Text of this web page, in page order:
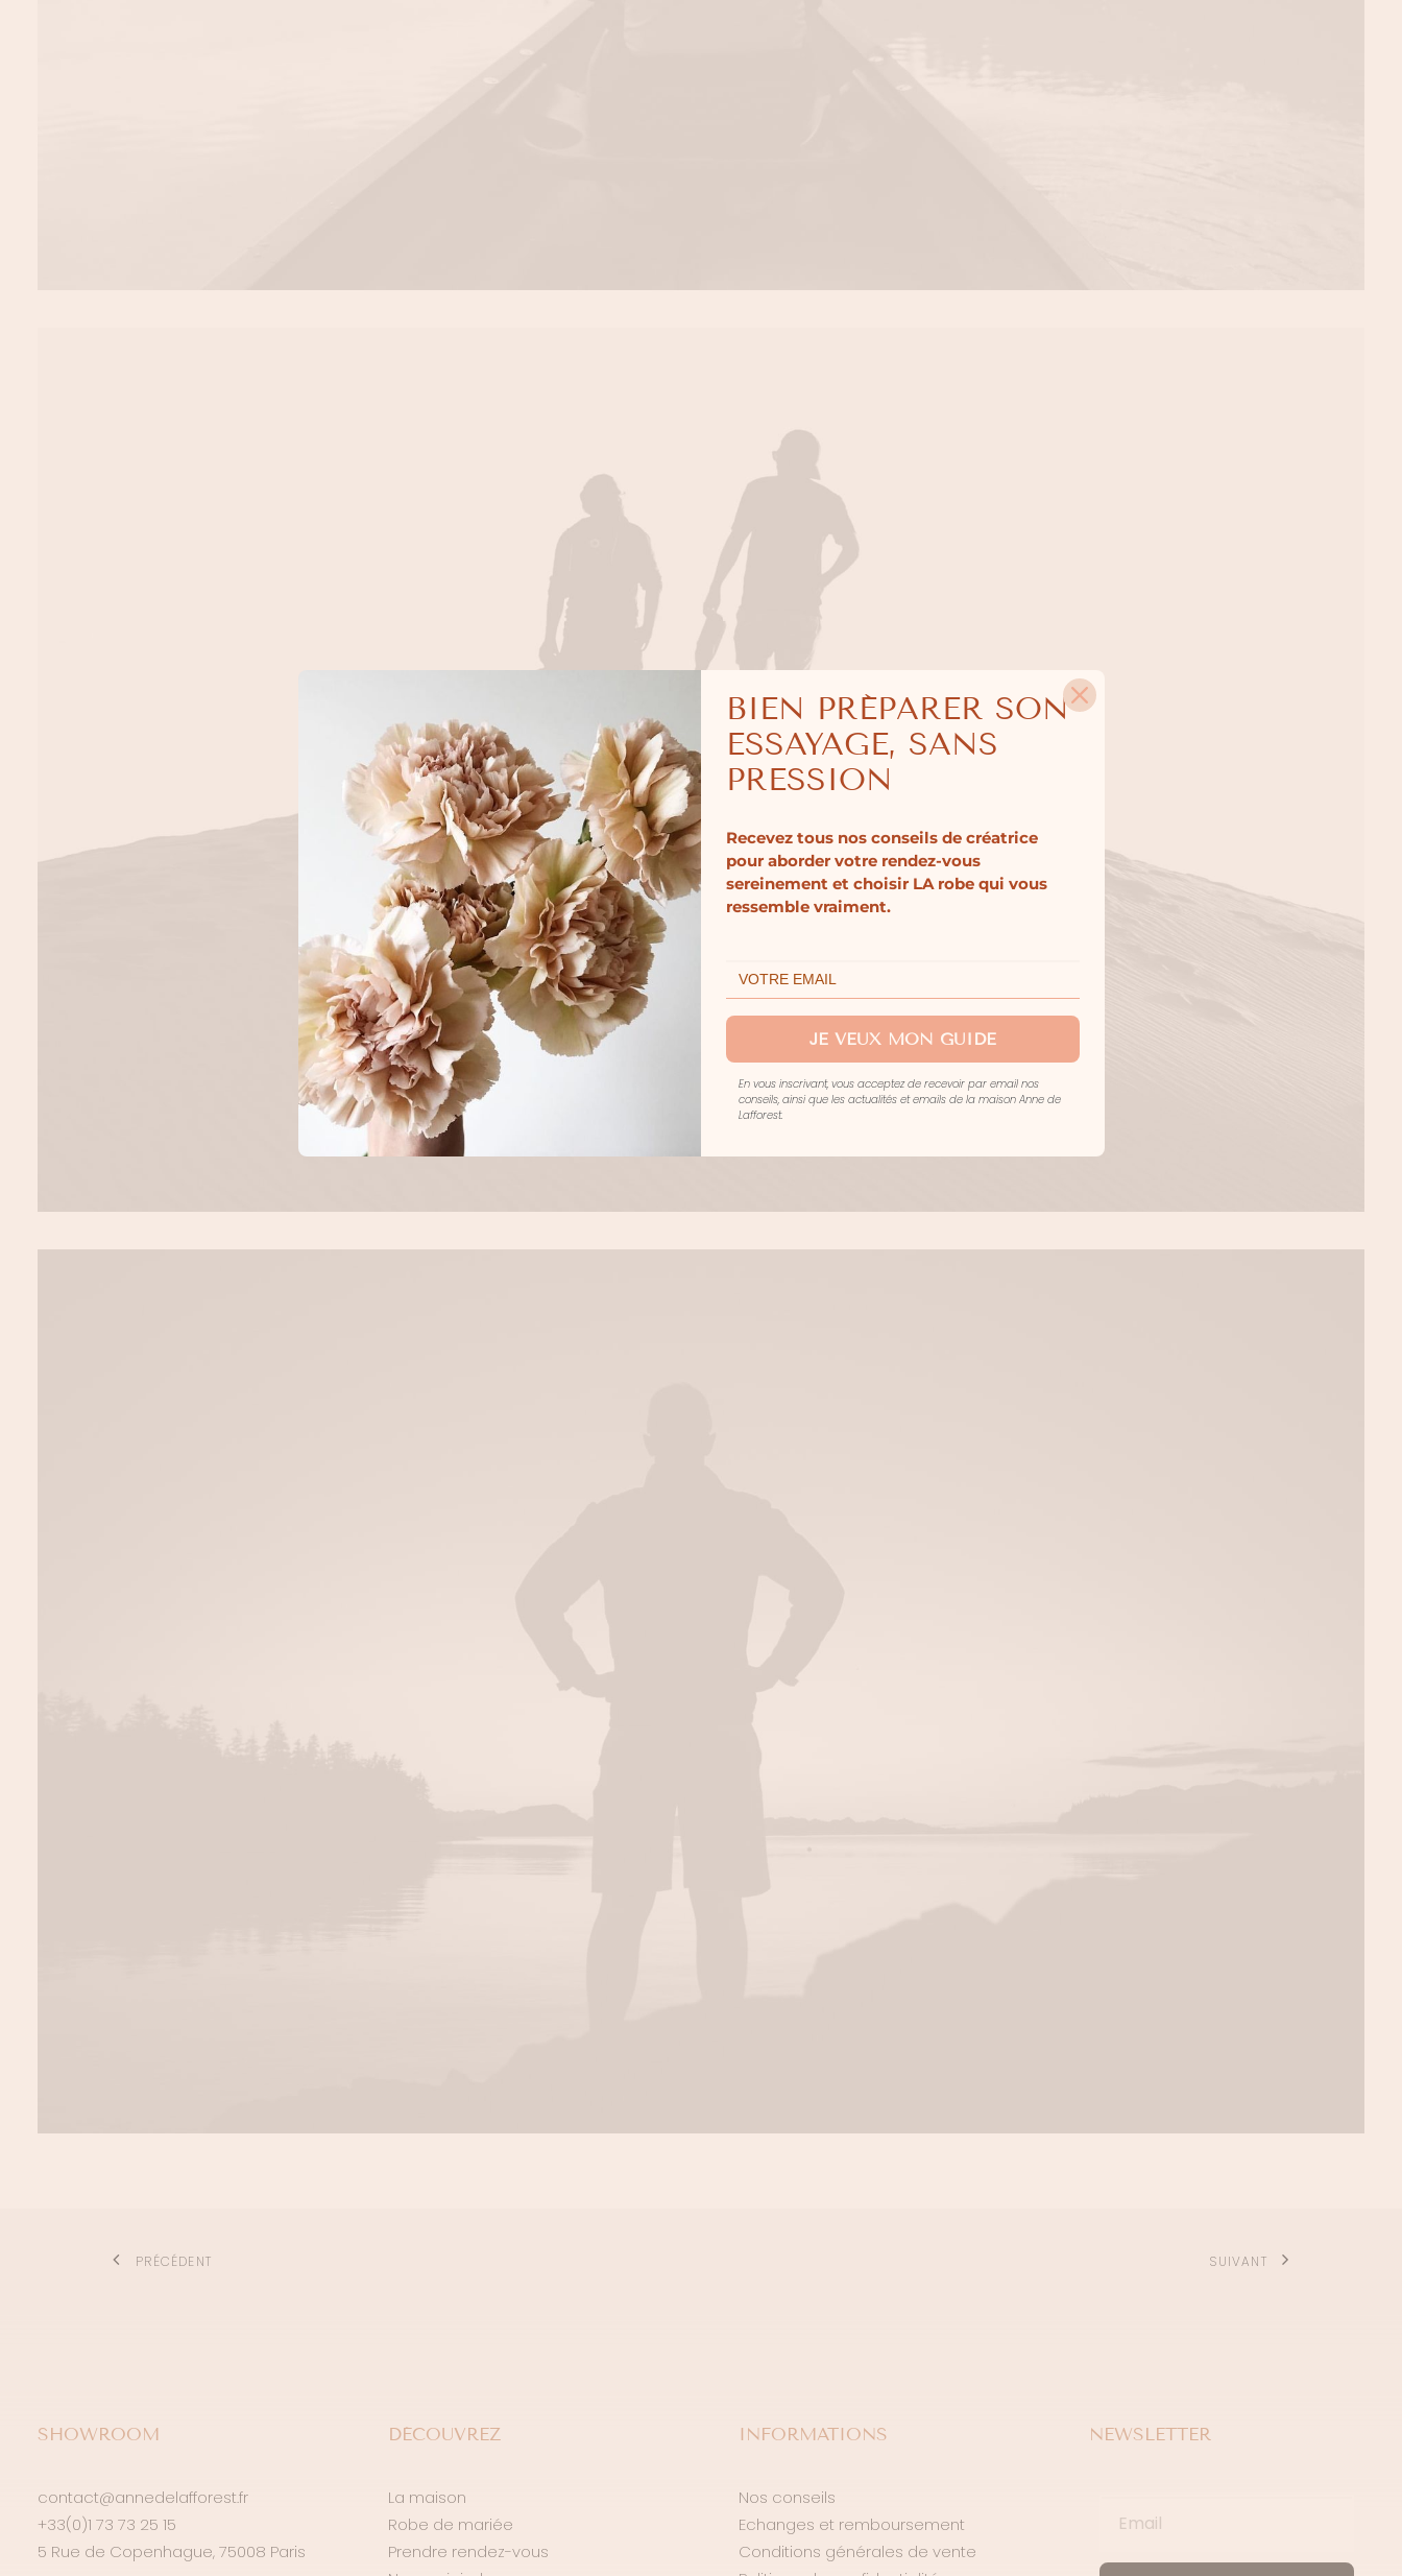
PRÉCÉDENT SUIVANT
SHOWROOM
contact@annedelafforest.fr
+33(0)1 73 73 25 15
5 Rue de Copenhague, 75008 Paris
DÉCOUVREZ
La maison
Robe de mariée
Prendre rendez-vous
INFORMATIONS
Nos conseils
Echanges et remboursement
Conditions générales de vente
NEWSLETTER
BIEN PRÉPARER SON
ESSAYAGE, SANS
PRESSION
Recevez tous nos conseils de créatrice
pour aborder votre rendez-vous
sereinement et choisir LA robe qui vous
ressemble vraiment.
JE VEUX MON GUIDE
En vous inscrivant, vous acceptez de recevoir par email nos
conseils, ainsi que les actualités et emails de la maison Anne de
Lafforest.